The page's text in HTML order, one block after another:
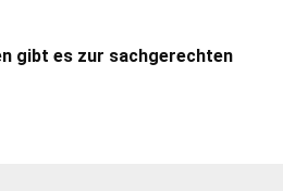
gibt es zur sachgerechten